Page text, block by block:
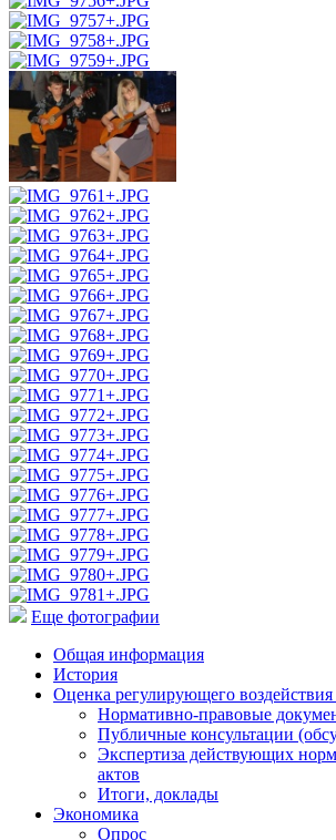
Еще фотографии
Общая информация
История
Оценка регулирующего
Нормативно-правовые
Публичные консультации
Экспертиза действующих
актов
Итоги, доклады
Экономика
Опрос